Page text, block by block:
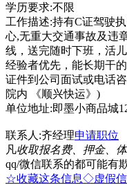
学历要求:不限
工作描述:持有C证驾驶
心,无重大交通事故及违
线，送完随时下班，活
经验者优先，能长期干
证件到公司面试或电话
院内 《顺兴快运》)
单位地址:即墨小商品城
联系人:齐经理申请职位
凡收取报名费、押金、
qq/微信联系的都可能有
☆收藏这条信息◇虚假信